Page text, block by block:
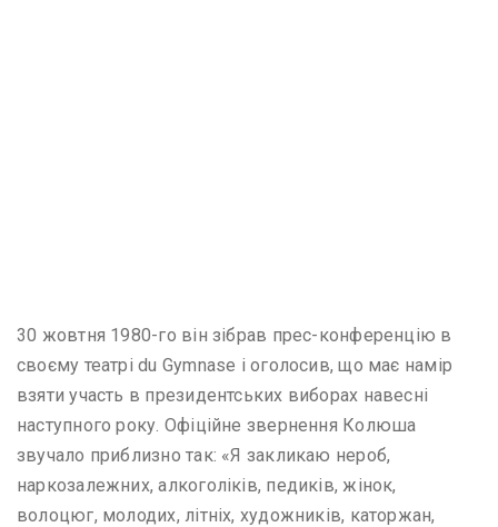
30 жовтня 1980-го він зібрав прес-конференцію в
своєму театрі du Gymnase і оголосив, що має намір
взяти участь в президентських виборах навесні
наступного року. Офіційне звернення Колюша
звучало приблизно так: «Я закликаю нероб,
наркозалежних, алкоголіків, педиків, жінок,
волоцюг, молодих, літніх, художників, каторжан,